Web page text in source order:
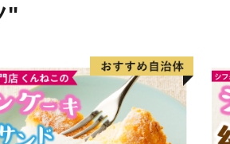
塩焼きだけでなく、お刺身
も楽しめる、秋の風物詩で
冬は蕎麦。
"